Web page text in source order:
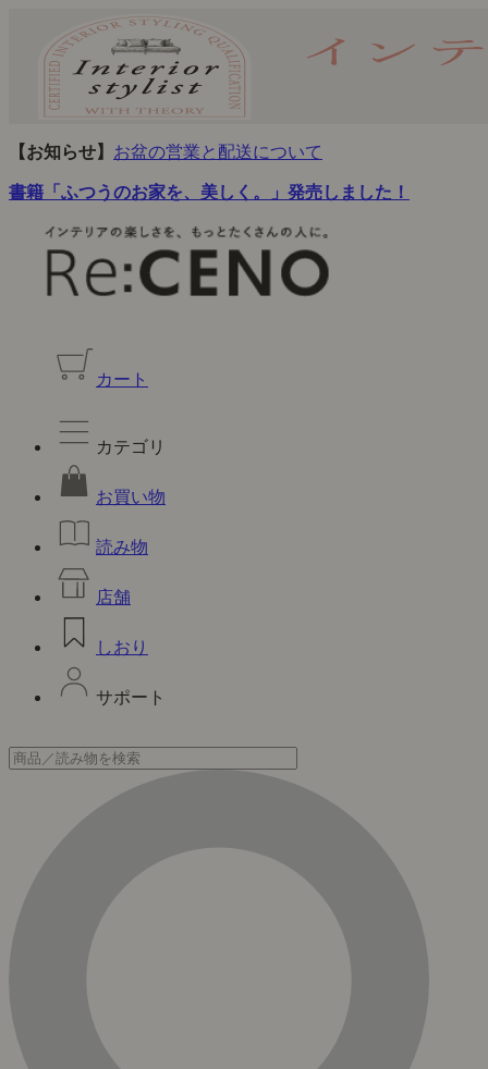
【お知らせ】 お盆の営業と配送について
書籍「ふつうのお家を、美しく。」発売しました！
カート
カテゴリ
お買い物
読み物
店舗
しおり
サポート